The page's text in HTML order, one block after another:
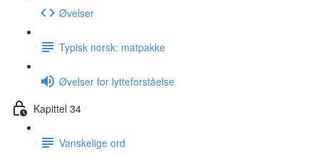
Øvelser
Typisk norsk: matpakke
Øvelser for lytteforståelse
Kapittel 34
Vanskelige ord